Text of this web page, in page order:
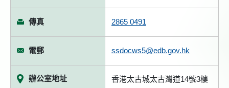
傳真 2865 0491
電郵 ssdocws5@edb.gov.hk
辦公室地址 香港太古城太古灣道14號3樓